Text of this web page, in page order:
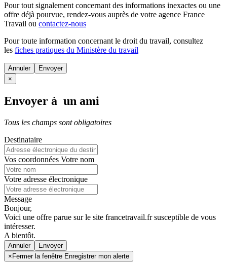
Pour tout signalement concernant des informations inexactes ou une
offre déjà pourvue, rendez-vous auprès de votre agence France
Travail ou contactez-nous
Pour toute information concernant le droit du travail, consultez
les fiches pratiques du Ministère du travail
Annuler
×
Envoyer à un ami
Tous les champs sont obligatoires
Destinataire
Vos coordonnées Votre nom
Votre adresse électronique
Message
Bonjour,
Voici une offre parue sur le site francetravail.fr susceptible de vous
intéresser.
A bientôt.
Annuler
× Fermer la fenêtre Enregistrer mon alerte